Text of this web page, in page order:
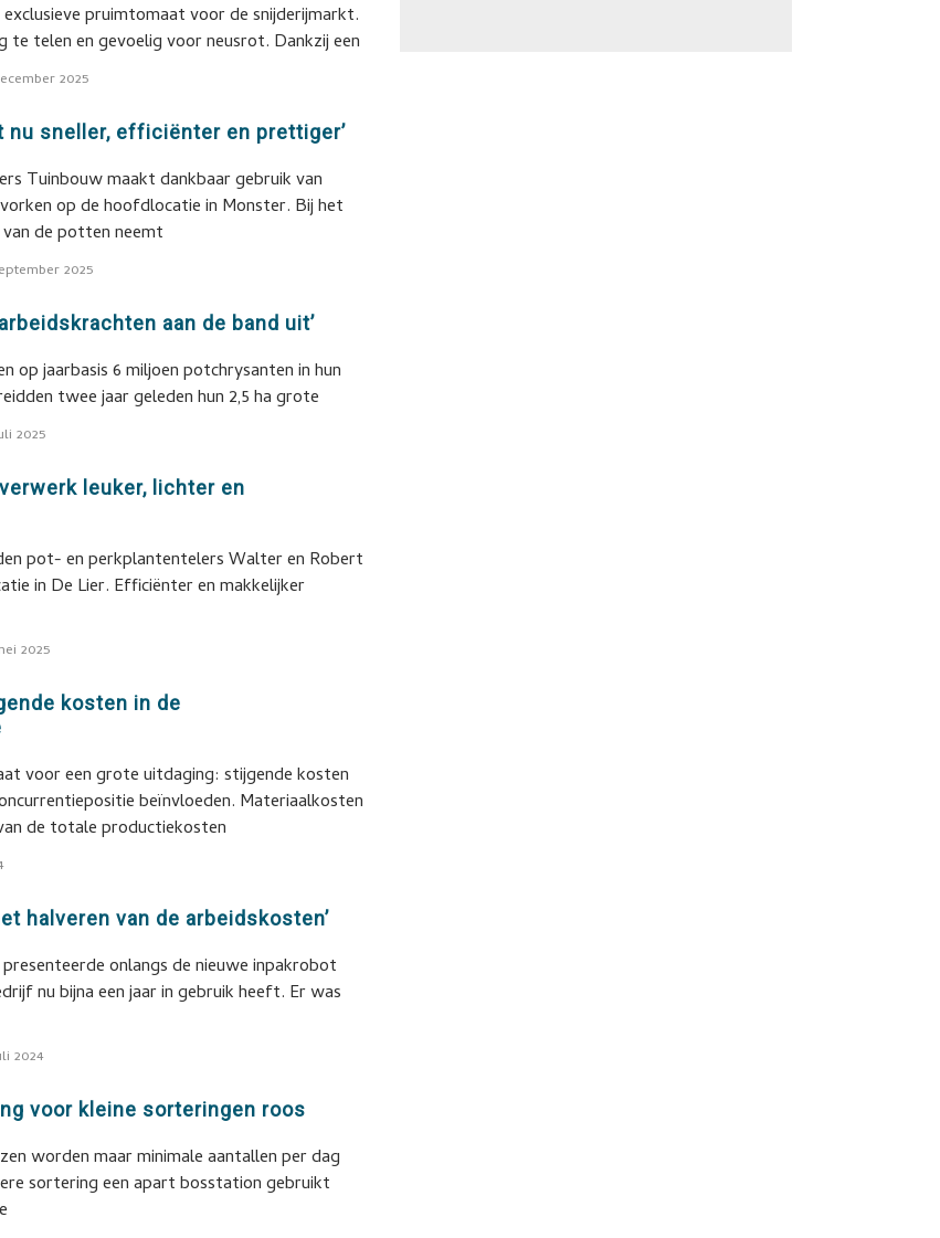
pruimtomaat voor de snijderijmarkt.
te telen en gevoelig voor neusrot. Dankzij een
2025
nu sneller, efficiënter en prettiger’
Tuinbouw maakt dankbaar gebruik van
op de hoofdlocatie in Monster. Bij het
de potten neemt
2025
aan de band uit’
op jaarbasis 6 miljoen potchrysanten in hun
twee jaar geleden hun 2,5 ha grote
2025
leuker, lichter en
pot- en perkplantentelers Walter en Robert
in De Lier. Efficiënter en makkelijker
2025
kosten in de
voor een grote uitdaging: stijgende kosten
beïnvloeden. Materiaalkosten
de totale productiekosten
halveren van de arbeidskosten’
onlangs de nieuwe inpakrobot
nu bijna een jaar in gebruik heeft. Er was
2024
voor kleine sorteringen roos
worden maar minimale aantallen per dag
sortering een apart bosstation gebruikt